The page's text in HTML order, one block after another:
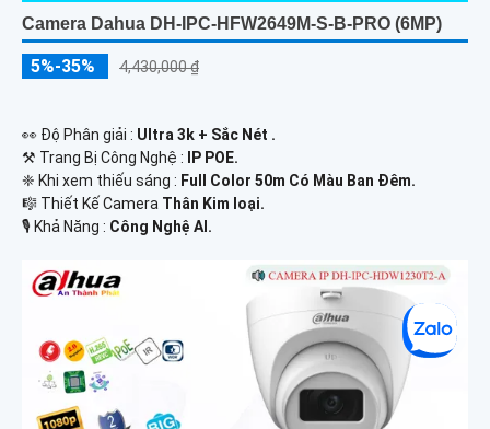
Camera Dahua DH-IPC-HFW2649M-S-B-PRO (6MP)
5%-35% 4,430,000 ₫
️👀 Độ Phân giải : Ultra 3k + Sắc Nét .
⚒ Trang Bị Công Nghệ :
IP POE.
❈ Khi xem thiếu sáng : Full Color 50m Có Màu Ban Ðêm.
🎼️ Thiết Kế Camera Thân Kim loại.
️🎙 Khả Năng : Công Nghệ AI.